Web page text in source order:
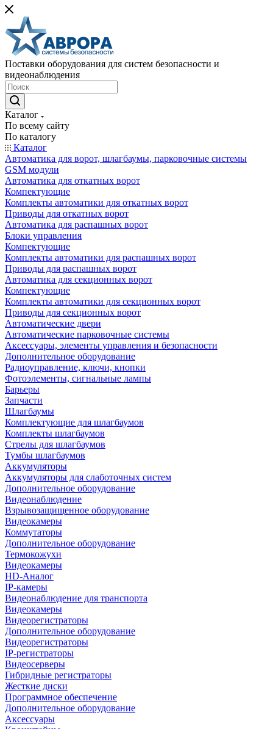
Поставки оборудования для систем безопасности и
видеонаблюдения
Каталог
По всему сайту
По каталогу
Каталог
Автоматика для ворот, шлагбаумы, парковочные системы
GSM модули
Автоматика для откатных ворот
Компектующие
Комплекты автоматики для откатных ворот
Приводы для откатных ворот
Автоматика для распашных ворот
Блоки управления
Компектующие
Комплекты автоматики для распашных ворот
Приводы для распашных ворот
Автоматика для секционных ворот
Компектующие
Комплекты автоматики для секционных ворот
Приводы для секционных ворот
Автоматические двери
Автоматические парковочные системы
Аксессуары, элементы управления и безопасности
Дополнительное оборудование
Радиоуправление, ключи, кнопки
Фотоэлементы, сигнальные лампы
Барьеры
Запчасти
Шлагбаумы
Комплектующие для шлагбаумов
Комплекты шлагбаумов
Стрелы для шлагбаумов
Тумбы шлагбаумов
Аккумуляторы
Аккумуляторы для слаботочных систем
Дополнительное оборудование
Видеонаблюдение
Взрывозащищенное оборудование
Видеокамеры
Коммутаторы
Дополнительное оборудование
Термокожухи
Видеокамеры
HD-Аналог
IP-камеры
Видеонаблюдение для транспорта
Видеокамеры
Видеорегистраторы
Дополнительное оборудование
Видеорегистраторы
IP-регистраторы
Видеосерверы
Гибридные регистраторы
Жесткие диски
Программное обеспечение
Дополнительное оборудование
Аксессуары